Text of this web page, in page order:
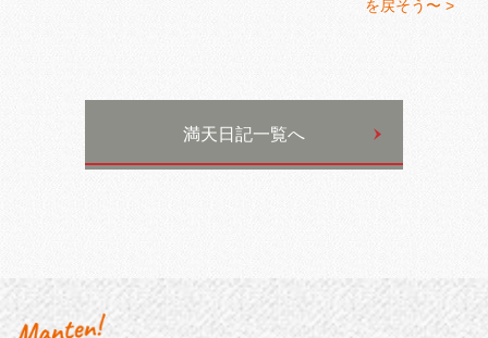
を戻そう〜 >
満天日記一覧へ